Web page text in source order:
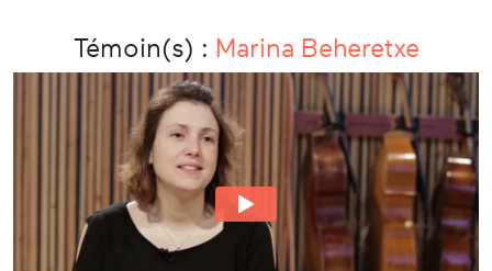
Témoin(s) : Marina Beheretxe